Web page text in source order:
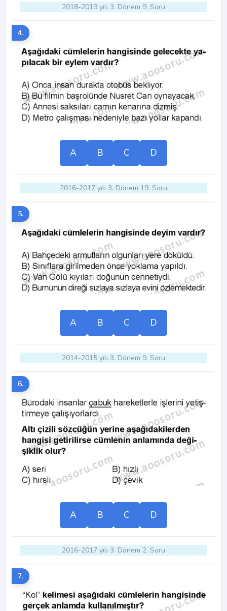
2018-2019 yılı 3. Dönem 9. Soru
4.
A B C D
2016-2017 yılı 3. Dönem 19. Soru
5.
A B C D
2014-2015 yılı 3. Dönem 9. Soru
6.
A B C D
2016-2017 yılı 3. Dönem 2. Soru
7.